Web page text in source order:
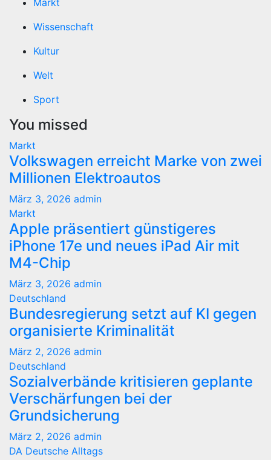
Markt
Wissenschaft
Kultur
Welt
Sport
You missed
Markt
Volkswagen erreicht Marke von zwei
Millionen Elektroautos
März 3, 2026 admin
Markt
Apple präsentiert günstigeres
iPhone 17e und neues iPad Air mit
M4-Chip
März 3, 2026 admin
Deutschland
Bundesregierung setzt auf KI gegen
organisierte Kriminalität
März 2, 2026 admin
Deutschland
Sozialverbände kritisieren geplante
Verschärfungen bei der
Grundsicherung
März 2, 2026 admin
DA Deutsche Alltags